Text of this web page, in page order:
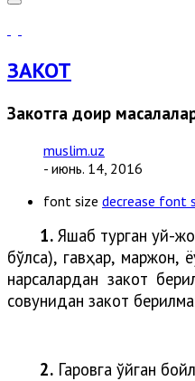
ЗАКОТ
Закотга доир
muslim.uz
- июнь. 14, 2016
font size decrease font
1. Яшаб турган уй-
бўлса), гавҳар, маржон,
нарсалардан закот
совунидан закот
2. Гаровга қўйган